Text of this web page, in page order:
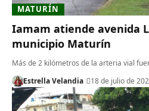
MATURÍN
Iamam atiende avenida
municipio Maturín
Más de 2 kilómetros de la arteria vial
Estrella Velandia
18 de julio de